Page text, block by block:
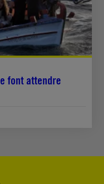
font attendre